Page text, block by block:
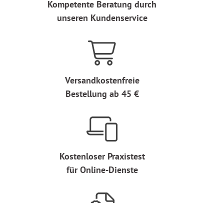
Kompetente Beratung durch
unseren Kundenservice
Versandkostenfreie
Bestellung ab 45 €
Kostenloser Praxistest
für Online-Dienste